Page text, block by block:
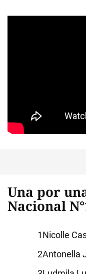
Una por
Nacional
Nicolle
Antonella